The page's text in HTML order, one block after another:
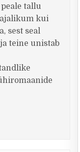
tallu
kui
sest seal
teine unistab